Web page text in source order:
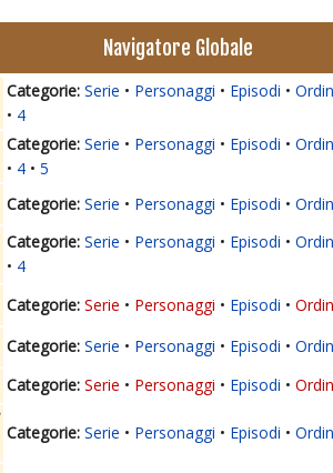
Navigatore Globale
Serie Personaggi Episodi
4
Serie Personaggi Episodi
4
5
Serie Personaggi Episodi
Serie Personaggi Episodi
4
Serie Personaggi Episodi
Serie Personaggi Episodi
Serie Personaggi Episodi
Serie Personaggi Episodi